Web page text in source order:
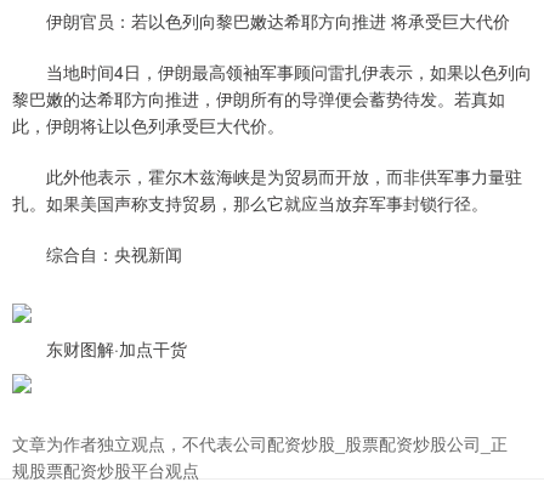
伊朗官员：若以色列向黎巴嫩达希耶方向推进 将承受巨大代价
当地时间4日，伊朗最高领袖军事顾问雷扎伊表示，如果以色列向
黎巴嫩的达希耶方向推进，伊朗所有的导弹便会蓄势待发。若真如
此，伊朗将让以色列承受巨大代价。
此外他表示，霍尔木兹海峡是为贸易而开放，而非供军事力量驻
扎。如果美国声称支持贸易，那么它就应当放弃军事封锁行径。
综合自：央视新闻
东财图解·加点干货
文章为作者独立观点，不代表公司配资炒股_股票配资炒股公司_正
规股票配资炒股平台观点